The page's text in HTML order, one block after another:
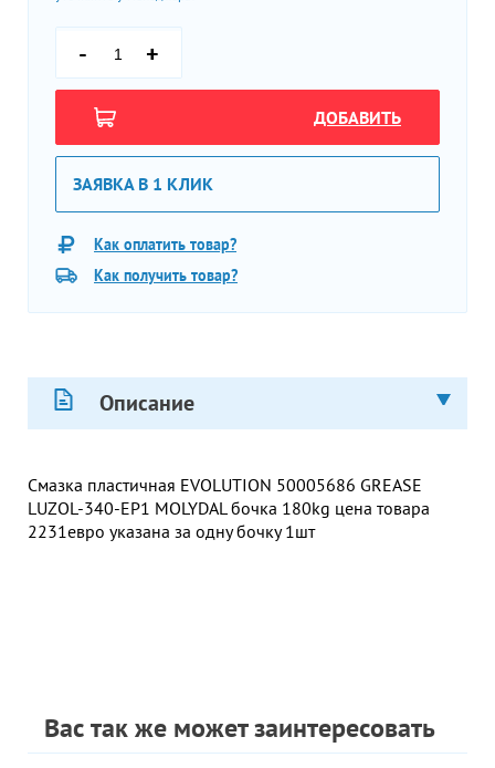
- +
ДОБАВИТЬ
ЗАЯВКА В 1 КЛИК
Как оплатить товар?
Как получить товар?
Описание
Смазка пластичная EVOLUTION 50005686 GREASE
LUZOL-340-EP1 MOLYDAL бочка 180kg цена товара
2231евро указана за одну бочку 1шт
Вас так же может заинтересовать